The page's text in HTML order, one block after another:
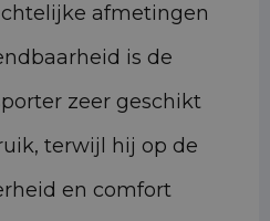
afmetingen
is de
zeer geschikt
terwijl hij op de
en comfort